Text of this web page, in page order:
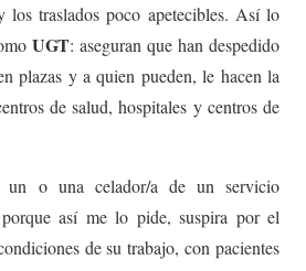
los traslados poco apetecibles. Así lo
UGT: aseguran que han despedido
plazas y a quien pueden, le hacen la
de salud, hospitales y centros de
un o una celador/a de un servicio
así me lo pide, suspira por el
de su trabajo, con pacientes